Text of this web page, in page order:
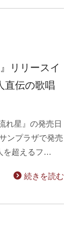
リリースイ
伝の歌唱
れ星』の発売日
ンプラザで発売
を超えるフ…
続きを読む